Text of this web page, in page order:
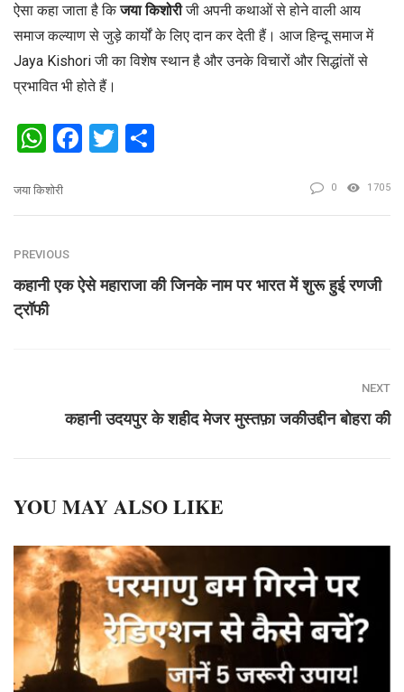
ऐसा कहा जाता है किजया किशोरीजी अपनी कथाओं से होने वाली आय
समाज कल्याण से जुड़े कार्यों के लिए दान कर देती हैं। आज हिन्दू समाज में
Jaya Kishori जी का विशेष स्थान है और उनके विचारों और सिद्धांतों से
प्रभावित भी होते हैं।
WhatsApp
Facebook
Twitter
जया किशोरी 0 1705
PREVIOUS
कहानी एक ऐसे महाराजा की जिनके नाम पर भारत में शुरू हुई रणजी
ट्रॉफी
NEXT
कहानी उदयपुर के शहीद मेजर मुस्तफ़ा जकीउद्दीन बोहरा की
YOU MAY ALSO LIKE